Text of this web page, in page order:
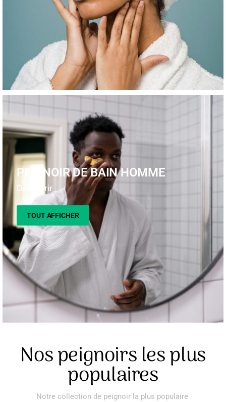
PEIGNOIR DE BAIN HOMME
Découvrir
TOUT AFFICHER
Nos peignoirs les plus
populaires
Notre collection de peignoir la plus populaire